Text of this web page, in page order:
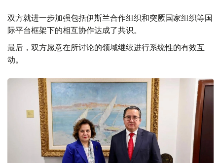
双方就进一步加强包括伊斯兰合作组织和突厥国家组织等国
际平台框架下的相互协作达成了共识。
最后，双方愿意在所讨论的领域继续进行系统性的有效互
动。